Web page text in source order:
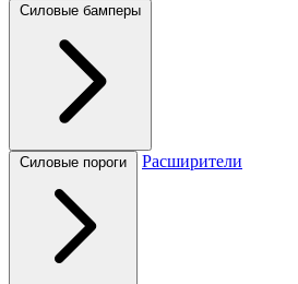
Силовые бамперы
Силовые пороги Расширители